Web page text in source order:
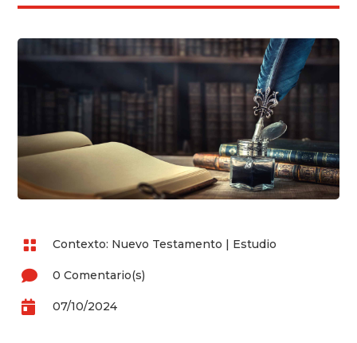
 Contexto: Nuevo Testamento | Estudio
 0 Comentario(s)
 07/10/2024